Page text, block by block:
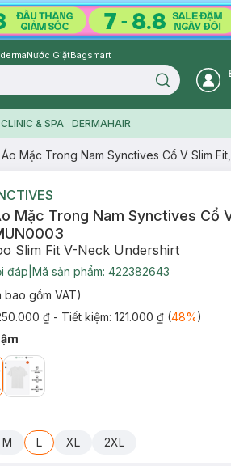
Nước GiặtBagsmart
Search icon
CLINIC & SPA DERMAHAIR
Mặc Trong Nam Synctives Cổ V Slim
Mặc Trong Nam Synctives Cổ
Slim Fit V-Neck Undershirt
đáp Mã sản phẩm: 422382643
bao gồm VAT)
₫ - Tiết kiệm: 121.000 ₫(48%)
M L XL 2XL